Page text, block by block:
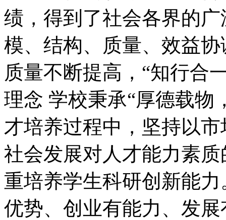
绩，得到了社会各界的
模、结构、质量、效益
质量不断提高，“知行合
理念 学校秉承“厚德载物
才培养过程中，坚持以
社会发展对人才能力素
重培养学生科研创新能
优势、创业有能力、发